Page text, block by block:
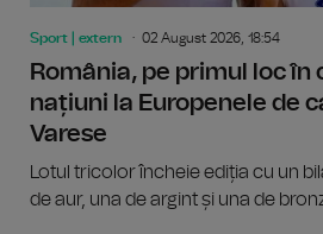
Sport | extern 02 August 2026, 18:54
România, pe primul loc în
națiuni la Europenele de
Varese
Lotul tricolor încheie ediția cu un
de aur, una de argint și una de